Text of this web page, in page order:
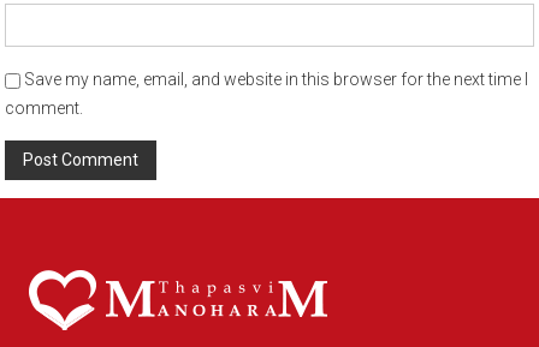
Save my name, email, and website in this browser for the next time I
comment.